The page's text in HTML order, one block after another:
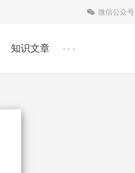
微信公众号
知识文章 ...